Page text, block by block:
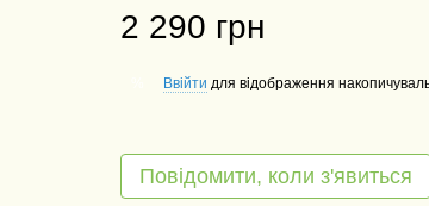
2 290 грн
Ввійти для відображення
Повідомити, коли з'явиться